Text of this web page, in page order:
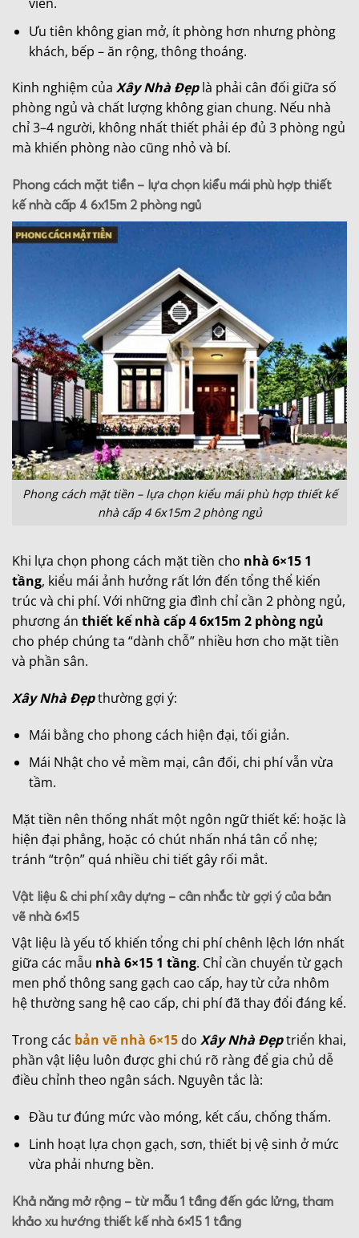
Ưu tiên không gian mở, ít phòng hơn nhưng phòng
khách, bếp – ăn rộng, thông thoáng.
Kinh nghiệm của Xây Nhà Đẹplà phải cân đối giữa số
phòng ngủ và chất lượng không gian chung. Nếu nhà
chỉ 3–4 người, không nhất thiết phải ép đủ 3 phòng ngủ
mà khiến phòng nào cũng nhỏ và bí.
Phong cách mặt tiền – lựa chọn kiểu mái phù hợp thiết
kế nhà cấp 4 6x15m 2 phòng ngủ
Phong cách mặt tiền – lựa chọn kiểu mái phù hợp thiết kế
nhà cấp 4 6x15m 2 phòng ngủ
Khi lựa chọn phong cách mặt tiền cho nhà 6×15 1
tầng, kiểu mái ảnh hưởng rất lớn đến tổng thể kiến
trúc và chi phí. Với những gia đình chỉ cần 2 phòng ngủ,
phương án thiết kế nhà cấp 4 6x15m 2 phòng ngủ
cho phép chúng ta “dành chỗ” nhiều hơn cho mặt tiền
và phần sân.
Xây Nhà Đẹpthường gợi ý:
Mái bằng cho phong cách hiện đại, tối giản.
Mái Nhật cho vẻ mềm mại, cân đối, chi phí vẫn vừa
tầm.
Mặt tiền nên thống nhất một ngôn ngữ thiết kế: hoặc là
hiện đại phẳng, hoặc có chút nhấn nhá tân cổ nhẹ;
tránh “trộn” quá nhiều chi tiết gây rối mắt.
Vật liệu & chi phí xây dựng – cân nhắc từ gợi ý của bản
vẽ nhà 6×15
Vật liệu là yếu tố khiến tổng chi phí chênh lệch lớn nhất
giữa các mẫu nhà 6×15 1 tầng. Chỉ cần chuyển từ gạch
men phổ thông sang gạch cao cấp, hay từ cửa nhôm
hệ thường sang hệ cao cấp, chi phí đã thay đổi đáng kể.
Trong các bản vẽ nhà 6×15 do Xây Nhà Đẹptriển khai,
phần vật liệu luôn được ghi chú rõ ràng để gia chủ dễ
điều chỉnh theo ngân sách. Nguyên tắc là:
Đầu tư đúng mức vào móng, kết cấu, chống thấm.
Linh hoạt lựa chọn gạch, sơn, thiết bị vệ sinh ở mức
vừa phải nhưng bền.
Khả năng mở rộng – từ mẫu 1 tầng đến gác lửng, tham
khảo xu hướng thiết kế nhà 6×15 1 tầng